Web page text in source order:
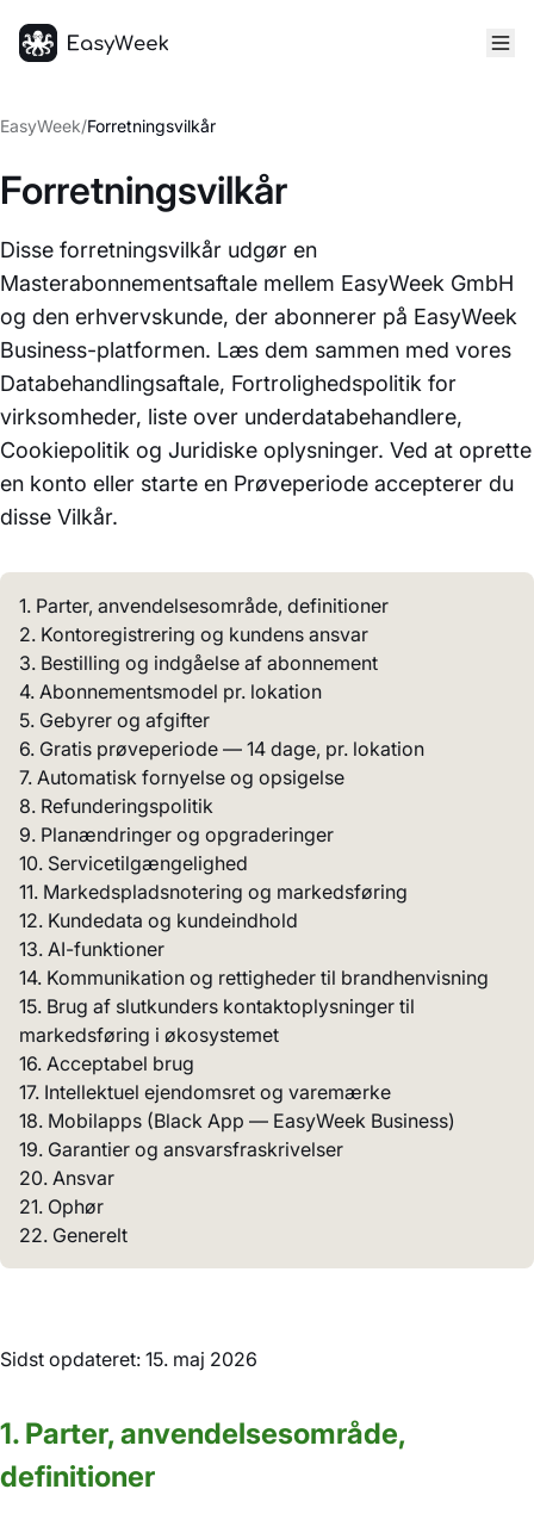
EasyWeek/Forretningsvilkår
Forretningsvilkår
Disse forretningsvilkår udgør en
Masterabonnementsaftale mellem EasyWeek GmbH
og den erhvervskunde, der abonnerer på EasyWeek
Business-platformen. Læs dem sammen med vores
Databehandlingsaftale, Fortrolighedspolitik for
virksomheder, liste over underdatabehandlere,
Cookiepolitik og Juridiske oplysninger. Ved at oprette
en konto eller starte en Prøveperiode accepterer du
disse Vilkår.
1. Parter, anvendelsesområde, definitioner
2. Kontoregistrering og kundens ansvar
3. Bestilling og indgåelse af abonnement
4. Abonnementsmodel pr. lokation
5. Gebyrer og afgifter
6. Gratis prøveperiode — 14 dage, pr. lokation
7. Automatisk fornyelse og opsigelse
8. Refunderingspolitik
9. Planændringer og opgraderinger
10. Servicetilgængelighed
11. Markedspladsnotering og markedsføring
12. Kundedata og kundeindhold
13. AI-funktioner
14. Kommunikation og rettigheder til brandhenvisning
15. Brug af slutkunders kontaktoplysninger til
markedsføring i økosystemet
16. Acceptabel brug
17. Intellektuel ejendomsret og varemærke
18. Mobilapps (Black App — EasyWeek Business)
19. Garantier og ansvarsfraskrivelser
20. Ansvar
21. Ophør
22. Generelt
Sidst opdateret: 15. maj 2026
1. Parter, anvendelsesområde,
definitioner